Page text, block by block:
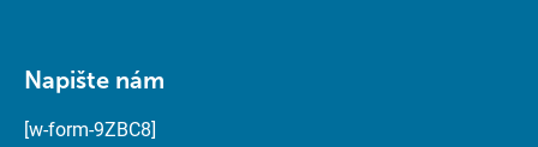
Napište nám
[w-form-9ZBC8]